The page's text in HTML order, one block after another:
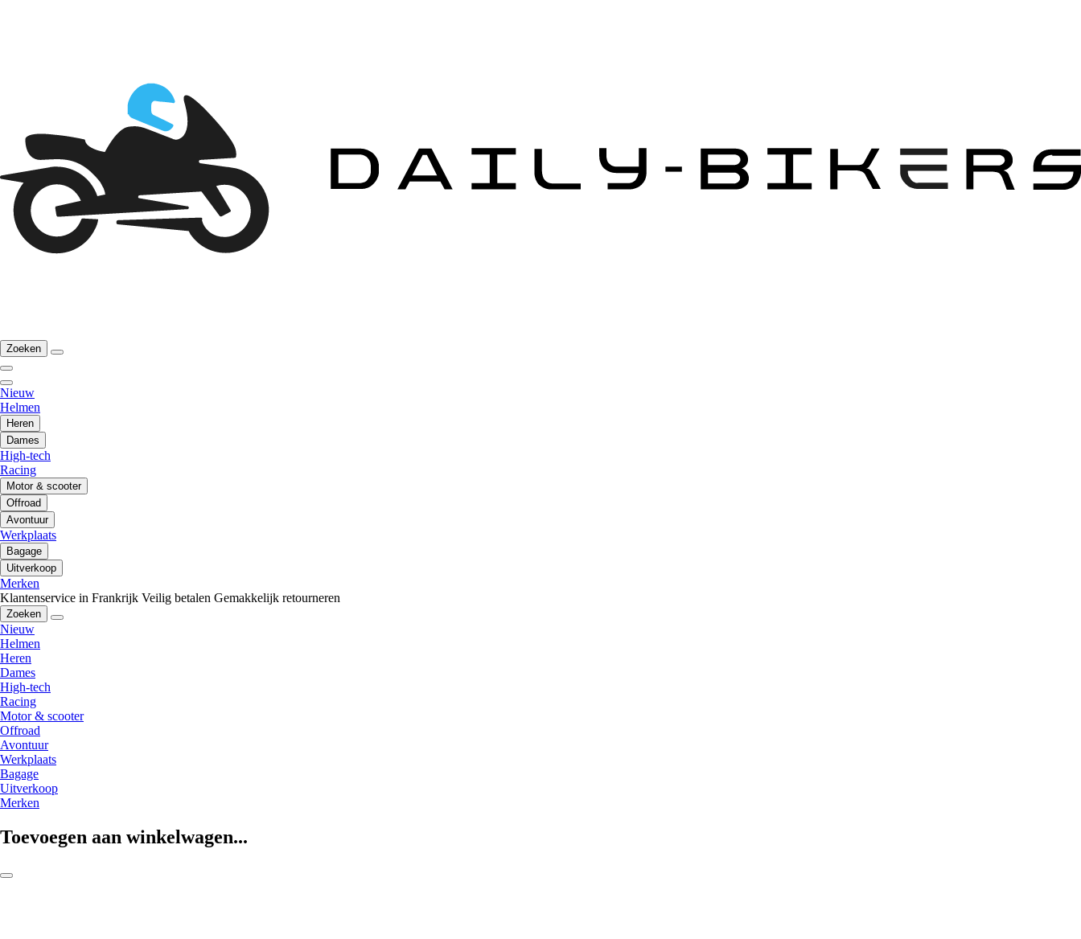
Zoeken
Nieuw
Helmen
Heren
Dames
High-tech
Racing
Motor & scooter
Offroad
Avontuur
Werkplaats
Bagage
Uitverkoop
Merken
Klantenservice in Frankrijk Veilig betalen Gemakkelijk retourneren
Zoeken
Nieuw
Helmen
Heren
Dames
High-tech
Racing
Motor & scooter
Offroad
Avontuur
Werkplaats
Bagage
Uitverkoop
Merken
Toevoegen aan winkelwagen...